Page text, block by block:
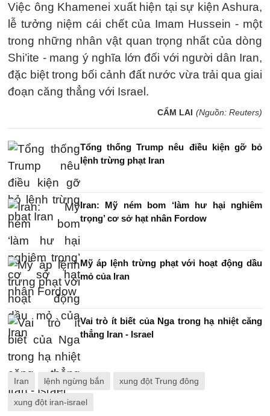
Việc ông Khamenei xuất hiện tại sự kiện Ashura,
lễ tưởng niệm cái chết của Imam Hussein - một
trong những nhân vật quan trọng nhất của dòng
Shi’ite - mang ý nghĩa lớn đối với người dân Iran,
đặc biệt trong bối cảnh đất nước vừa trải qua giai
đoạn căng thẳng với Israel.
CẨM LAI (Nguồn: Reuters)
Tổng thống Trump nêu điều kiện gỡ bỏ
lệnh trừng phạt Iran
Iran: Mỹ ném bom ‘làm hư hại nghiêm
trọng’ cơ sở hạt nhân Fordow
Mỹ áp lệnh trừng phạt với hoạt động dầu
mỏ của Iran
Vai trò ít biết của Nga trong hạ nhiệt căng
thẳng Iran - Israel
Iran lệnh ngừng bắn xung đột Trung đông
xung đột iran-israel